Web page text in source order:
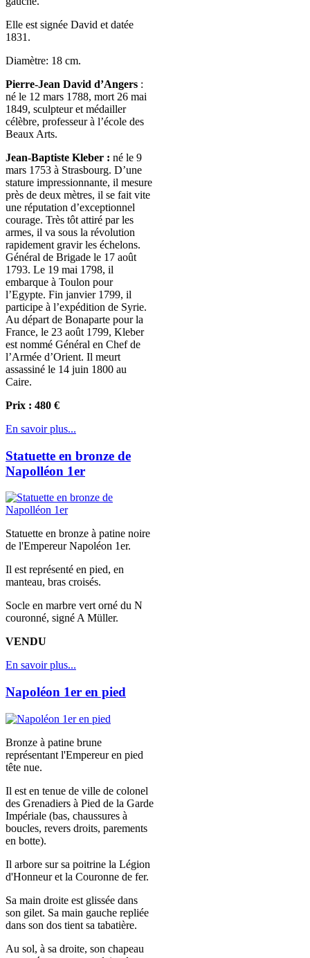
Elle est signée David et datée
1831.
Diamètre: 18 cm.
Pierre-Jean David d’Angers :
né le 12 mars 1788, mort 26 mai
1849, sculpteur et médailler
célèbre, professeur à l’école des
Beaux Arts.
Jean-Baptiste Kleber : né le 9
mars 1753 à Strasbourg. D’une
stature impressionnante, il mesure
près de deux mètres, il se fait vite
une réputation d’exceptionnel
courage. Très tôt attiré par les
armes, il va sous la révolution
rapidement gravir les échelons.
Général de Brigade le 17 août
1793. Le 19 mai 1798, il
embarque à Toulon pour
l’Egypte. Fin janvier 1799, il
participe à l’expédition de Syrie.
Au départ de Bonaparte pour la
France, le 23 août 1799, Kleber
est nommé Général en Chef de
l’Armée d’Orient. Il meurt
assassiné le 14 juin 1800 au
Caire.
Prix : 480 €
En savoir plus...
Statuette en bronze de
Napolléon 1er
Statuette en bronze à patine noire
de l'Empereur Napoléon 1er.
Il est représenté en pied, en
manteau, bras croisés.
Socle en marbre vert orné du N
couronné, signé A Müller.
VENDU
En savoir plus...
Napoléon 1er en pied
Bronze à patine brune
représentant l'Empereur en pied
tête nue.
Il est en tenue de ville de colonel
des Grenadiers à Pied de la Garde
Impériale (bas, chaussures à
boucles, revers droits, parements
en botte).
Il arbore sur sa poitrine la Légion
d'Honneur et la Couronne de fer.
Sa main droite est glissée dans
son gilet. Sa main gauche repliée
dans son dos tient sa tabatière.
Au sol, à sa droite, son chapeau